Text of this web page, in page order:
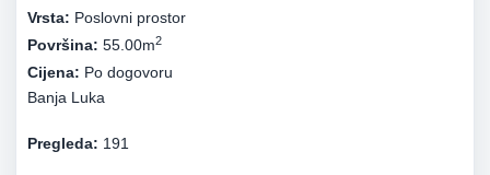
Vrsta: Poslovni prostor
Površina: 55.00m2
Cijena: Po dogovoru
Banja Luka
Pregleda: 191